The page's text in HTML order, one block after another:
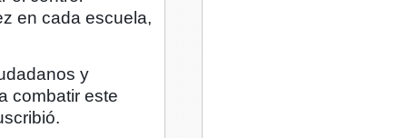
en cada escuela,
y
combatir este